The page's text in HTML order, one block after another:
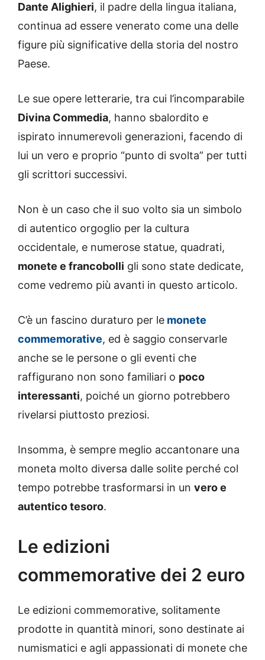
Dante Alighieri, il padre della lingua italiana,
continua ad essere venerato come una delle
figure più significative della storia del nostro
Paese.
Le sue opere letterarie, tra cui l’incomparabile
Divina Commedia, hanno sbalordito e
ispirato innumerevoli generazioni, facendo di
lui un vero e proprio “punto di svolta” per tutti
gli scrittori successivi.
Non è un caso che il suo volto sia un simbolo
di autentico orgoglio per la cultura
occidentale, e numerose statue, quadrati,
monete e francobolli gli sono state dedicate,
come vedremo più avanti in questo articolo.
C’è un fascino duraturo per le monete
commemorative, ed è saggio conservarle
anche se le persone o gli eventi che
raffigurano non sono familiari o poco
interessanti, poiché un giorno potrebbero
rivelarsi piuttosto preziosi.
Insomma, è sempre meglio accantonare una
moneta molto diversa dalle solite perché col
tempo potrebbe trasformarsi in un vero e
autentico tesoro.
Le edizioni
commemorative dei 2 euro
Le edizioni commemorative, solitamente
prodotte in quantità minori, sono destinate ai
numismatici e agli appassionati di monete che